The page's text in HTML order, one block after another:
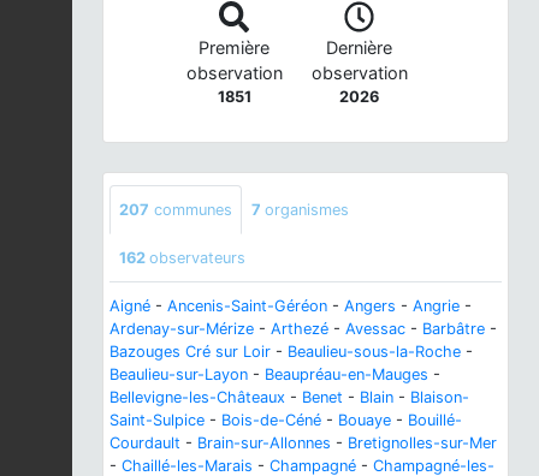
Première
observation
1851
Dernière
observation
2026
207 communes 7 organismes
162 observateurs
Aigné - Ancenis-Saint-Géréon - Angers - Angrie -
Ardenay-sur-Mérize - Arthezé - Avessac - Barbâtre -
Bazouges Cré sur Loir - Beaulieu-sous-la-Roche -
Beaulieu-sur-Layon - Beaupréau-en-Mauges -
Bellevigne-les-Châteaux - Benet - Blain - Blaison-
Saint-Sulpice - Bois-de-Céné - Bouaye - Bouillé-
Courdault - Brain-sur-Allonnes - Bretignolles-sur-Mer
- Chaillé-les-Marais - Champagné - Champagné-les-